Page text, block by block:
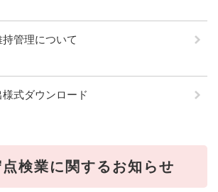
管理について
式ダウンロード
検業に関するお知らせ